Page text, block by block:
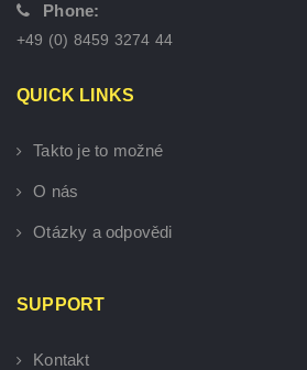
Phone:
+49 (0) 8459 3274 44
QUICK LINKS
Takto je to možné
O nás
Otázky a odpovědi
SUPPORT
Kontakt